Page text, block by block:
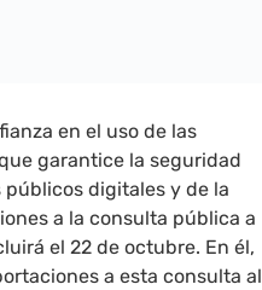
en el uso de las
garantice la seguridad
digitales y de la
a la consulta pública a
el 22 de octubre. En él,
a esta consulta al